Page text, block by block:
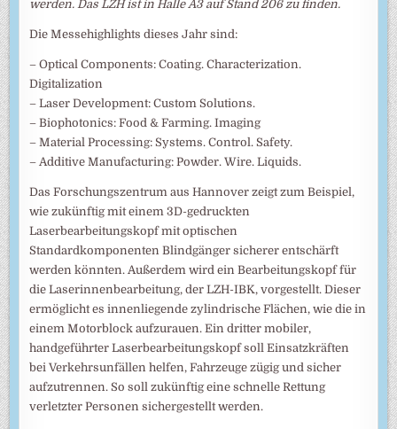
werden. Das LZH ist in Halle A3 auf Stand 206 zu finden.
Die Messehighlights dieses Jahr sind:
– Optical Components: Coating. Characterization.
Digitalization
– Laser Development: Custom Solutions.
– Biophotonics: Food & Farming. Imaging
– Material Processing: Systems. Control. Safety.
– Additive Manufacturing: Powder. Wire. Liquids.
Das Forschungszentrum aus Hannover zeigt zum Beispiel,
wie zukünftig mit einem 3D-gedruckten
Laserbearbeitungskopf mit optischen
Standardkomponenten Blindgänger sicherer entschärft
werden könnten. Außerdem wird ein Bearbeitungskopf für
die Laserinnenbearbeitung, der LZH-IBK, vorgestellt. Dieser
ermöglicht es innenliegende zylindrische Flächen, wie die in
einem Motorblock aufzurauen. Ein dritter mobiler,
handgeführter Laserbearbeitungskopf soll Einsatzkräften
bei Verkehrsunfällen helfen, Fahrzeuge zügig und sicher
aufzutrennen. So soll zukünftig eine schnelle Rettung
verletzter Personen sichergestellt werden.